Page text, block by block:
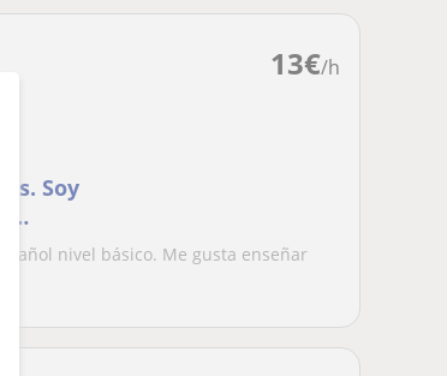
13€/h
Soy
nivel básico. Me gusta enseñar